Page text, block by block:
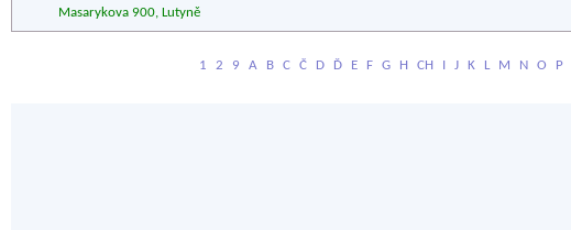
Masarykova 900, Lutyně
1 2 9 A B C Č D Ď E F G H CH I J K L M N O P